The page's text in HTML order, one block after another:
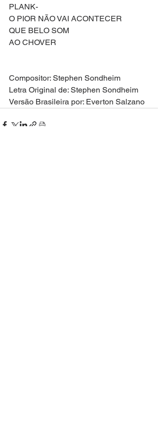
PLANK-
O PIOR NÃO VAI ACONTECER
QUE BELO SOM
AO CHOVER
Compositor: Stephen Sondheim
Letra Original de: Stephen Sondheim
Versão Brasileira por: Everton Salzano